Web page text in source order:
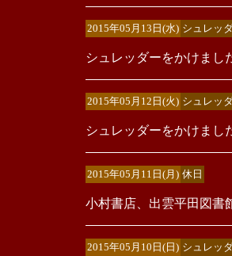
2015年05月13日(水) シュレッ
シュレッダーをかけまし
2015年05月12日(火) シュレッ
シュレッダーをかけまし
2015年05月11日(月) 休日
小村書店、出雲平田図書
2015年05月10日(日) シュレッ